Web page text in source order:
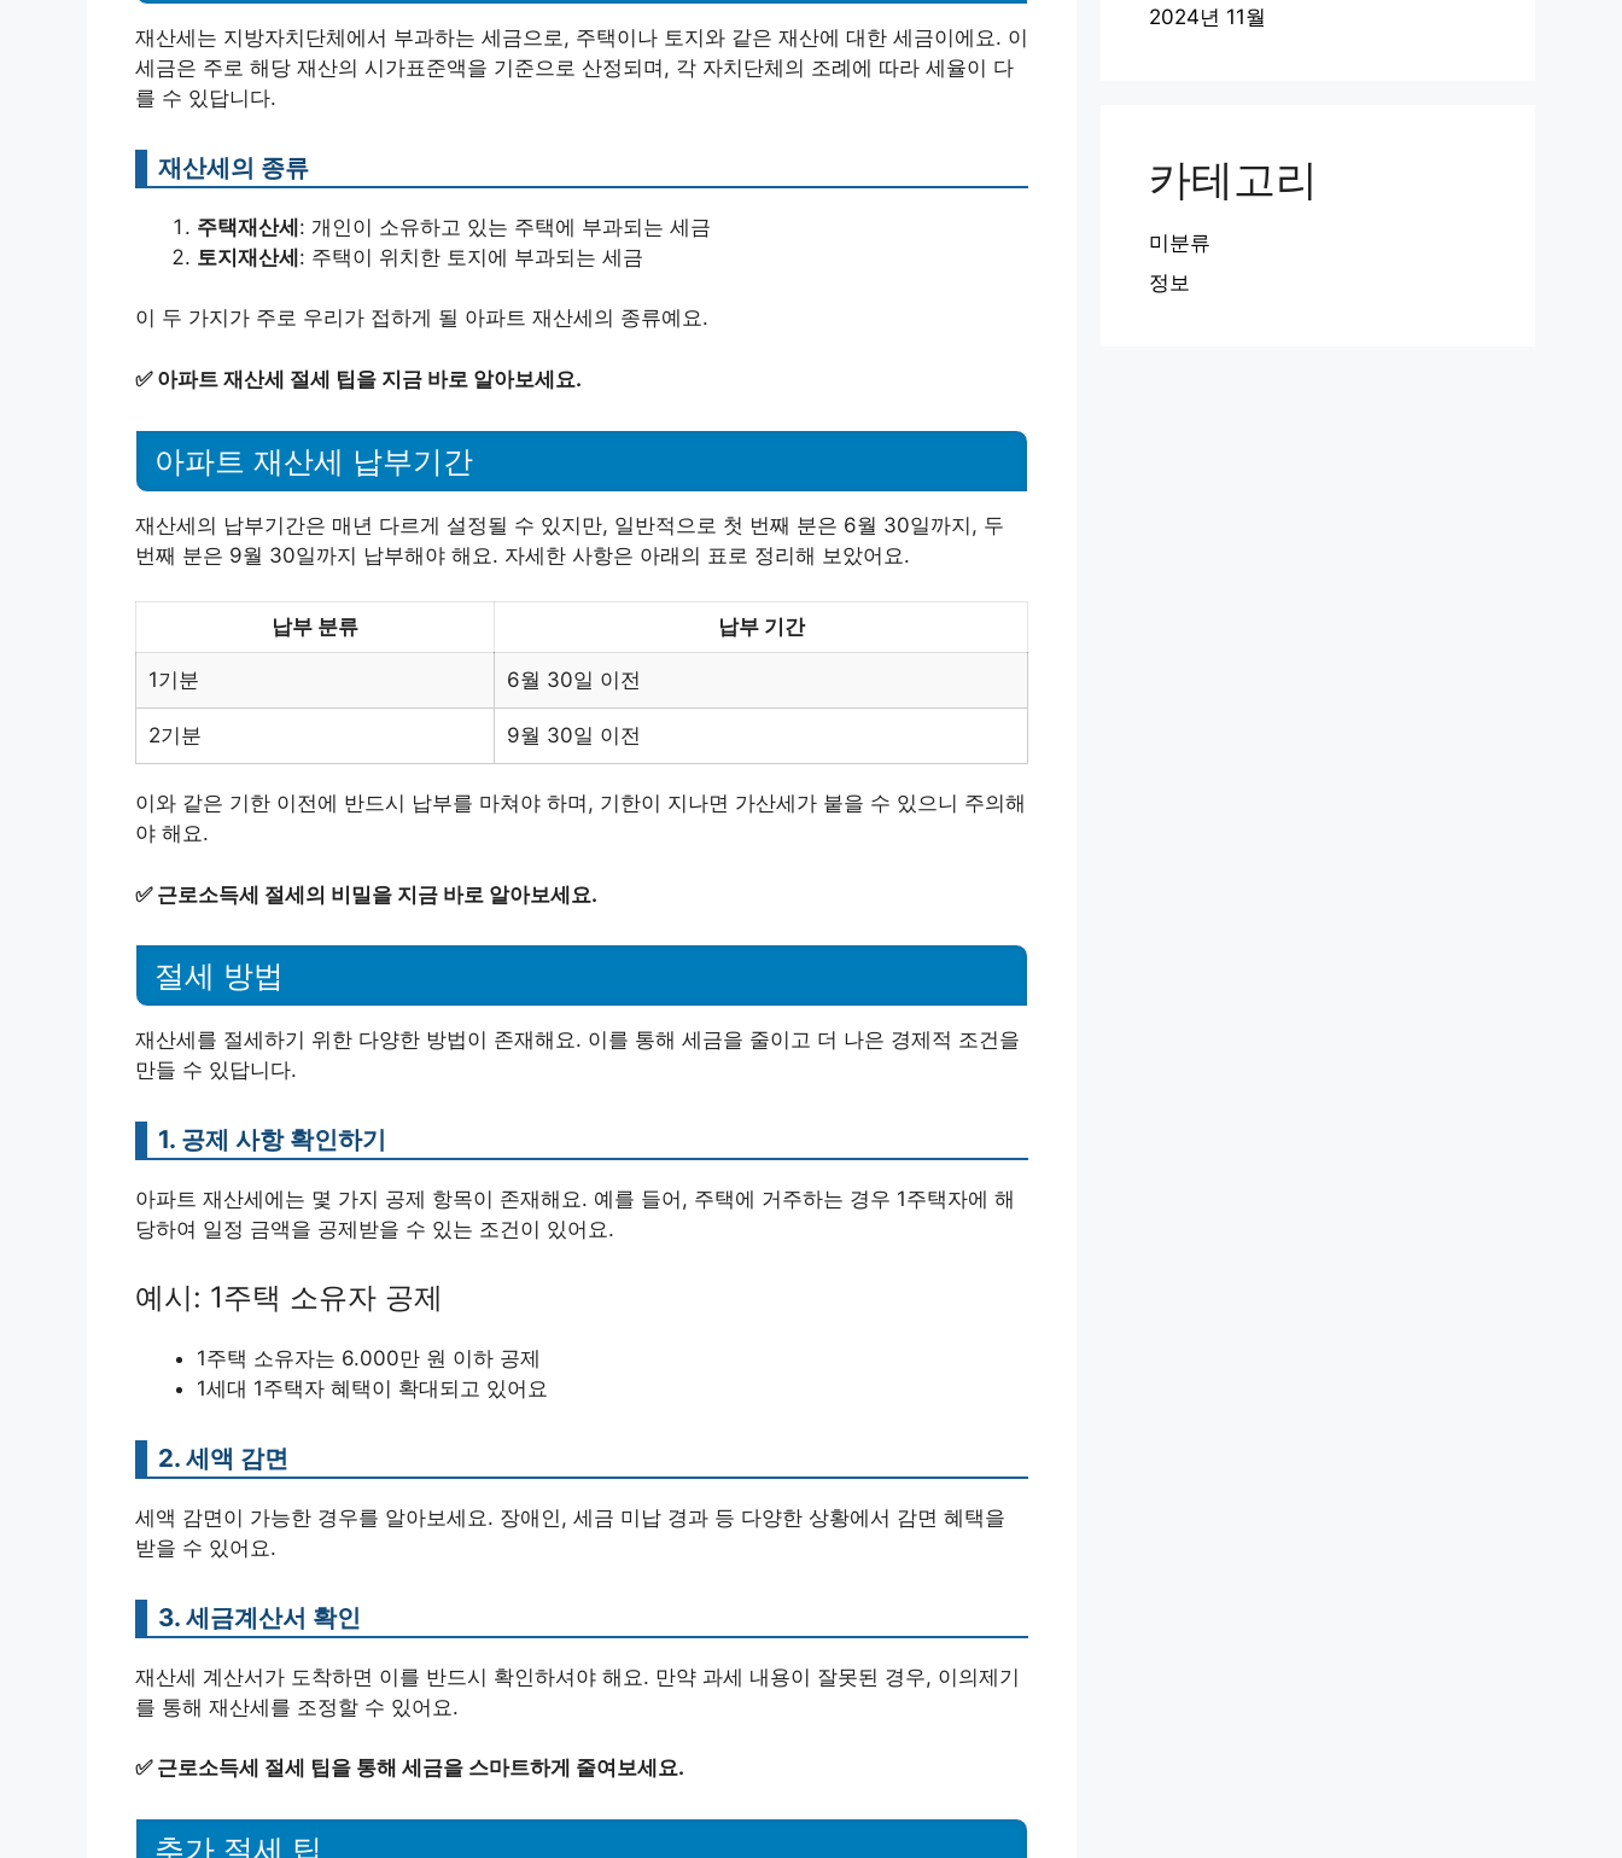
재산세는 지방자치단체에서 부과하는 세금으로, 주택이나 토지와 같은 재산에 대한 세금이에요. 이
세금은 주로 해당 재산의 시가표준액을 기준으로 산정되며, 각 자치단체의 조례에 따라 세율이 다
를 수 있답니다.
재산세의 종류
주택재산세: 개인이 소유하고 있는 주택에 부과되는 세금
토지재산세: 주택이 위치한 토지에 부과되는 세금
이 두 가지가 주로 우리가 접하게 될 아파트 재산세의 종류예요.
✅ 아파트 재산세 절세 팁을 지금 바로 알아보세요.
아파트 재산세 납부기간
재산세의 납부기간은 매년 다르게 설정될 수 있지만, 일반적으로 첫 번째 분은 6월 30일까지, 두
번째 분은 9월 30일까지 납부해야 해요. 자세한 사항은 아래의 표로 정리해 보았어요.
납부 분류 납부 기간
1기분 6월 30일 이전
2기분 9월 30일 이전
이와 같은 기한 이전에 반드시 납부를 마쳐야 하며, 기한이 지나면 가산세가 붙을 수 있으니 주의해
야 해요.
✅ 근로소득세 절세의 비밀을 지금 바로 알아보세요.
절세 방법
재산세를 절세하기 위한 다양한 방법이 존재해요. 이를 통해 세금을 줄이고 더 나은 경제적 조건을
만들 수 있답니다.
1. 공제 사항 확인하기
아파트 재산세에는 몇 가지 공제 항목이 존재해요. 예를 들어, 주택에 거주하는 경우 1주택자에 해
당하여 일정 금액을 공제받을 수 있는 조건이 있어요.
예시: 1주택 소유자 공제
1주택 소유자는 6.000만 원 이하 공제
1세대 1주택자 혜택이 확대되고 있어요
2. 세액 감면
세액 감면이 가능한 경우를 알아보세요. 장애인, 세금 미납 경과 등 다양한 상황에서 감면 혜택을
받을 수 있어요.
3. 세금계산서 확인
재산세 계산서가 도착하면 이를 반드시 확인하셔야 해요. 만약 과세 내용이 잘못된 경우, 이의제기
를 통해 재산세를 조정할 수 있어요.
✅ 근로소득세 절세 팁을 통해 세금을 스마트하게 줄여보세요.
추가 절세 팁
2024년 11월
카테고리
미분류
정보